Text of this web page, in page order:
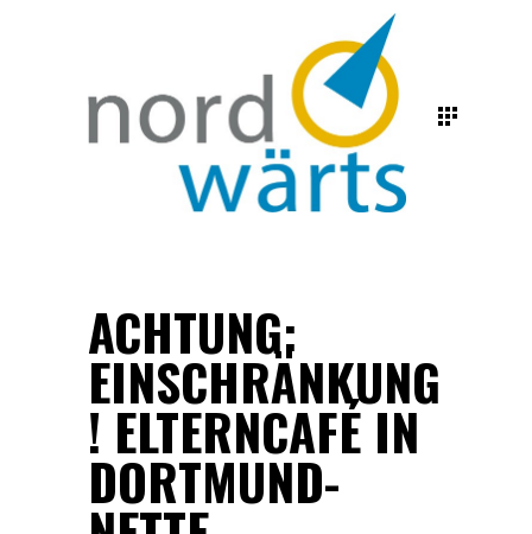
ACHTUNG:
EINSCHRÄNKUNG
! ELTERNCAFÉ IN
DORTMUND-